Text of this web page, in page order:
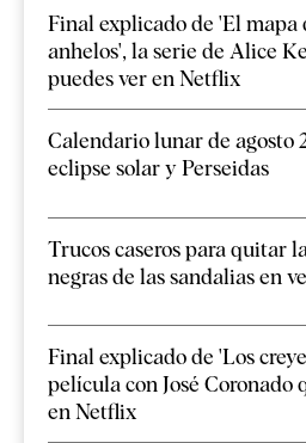
Final explicado de 'El mapa
anhelos', la serie de Alice
puedes ver en Netflix
Calendario lunar de agosto
eclipse solar y Perseidas
Trucos caseros para quitar
negras de las sandalias en
Final explicado de 'Los
película con José Coronado
en Netflix